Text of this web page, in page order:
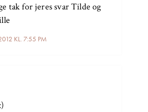
KL. 7:55 PM
tak for jeres svar Tilde og